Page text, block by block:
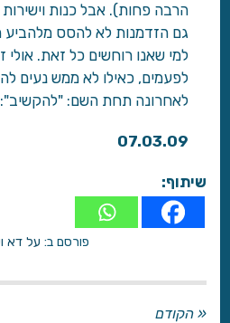
הרבה פחות). אבל כנות וישירות
גם הזדמנות לא להסס
למי שאנו רוחשים כל זאת.
לפעמים, כאילו לא ממש נעים
לאחרונה תחת השם:
07.03.09
שיתוף:
פורסם ב: על דא
« הקודם